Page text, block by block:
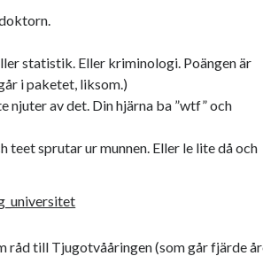
statistik. Eller kriminologi. Poängen är
i paketet, liksom.)
njuter av det. Din hjärna ba ”wtf” och
teet sprutar ur munnen. Eller le lite då och
råd till Tjugotvååringen (som går fjärde